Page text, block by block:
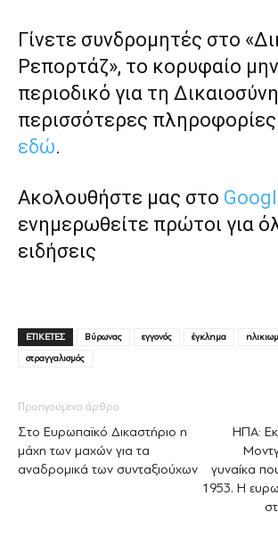
Γίνετε συνδρομητές στο
Ρεπορτάζ», το κορυφαίο
περιοδικό για τη
περισσότερες
εδώ.
Ακολουθήστε μας στο
ενημερωθείτε πρώτοι για
ειδήσεις
ΕΤΙΚΕΤΕΣ Βύρωνας εγγονός έγκλημα
στραγγαλισμός
Προηγούμενο άρθρο
Στο Ευρωπαϊκό Δικαστήριο η
μάχη των μαχών για τα
αναδρομικά των συνταξιούχων
ΗΠΑ:
γυναίκα
1953. Η